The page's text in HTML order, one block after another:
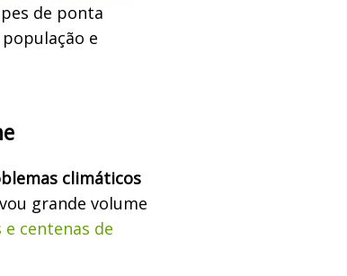
de ponta
e
climáticos
grande volume
centenas de